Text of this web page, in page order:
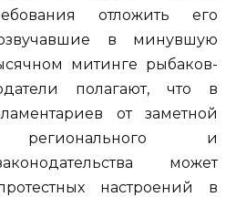
отложить его
в минувшую
митинге рыбаков-
полагают, что в
от заметной
регионального и
может
настроений в